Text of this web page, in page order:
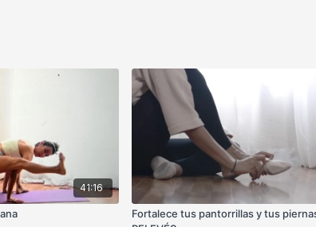
41:16
Fortalece tus pantorrillas y tus